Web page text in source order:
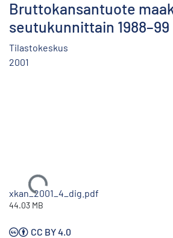
Bruttokansantuote
seutukunnittain 1988–99
Tilastokeskus
2001
Ladataan...
xkan_2001_4_dig.pdf
44.03 MB
CC BY 4.0